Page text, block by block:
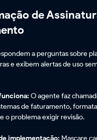
de
a perguntas sobre
e exibem alertas de uso
O agente faz
de faturamento,
o problema exigir revisão.